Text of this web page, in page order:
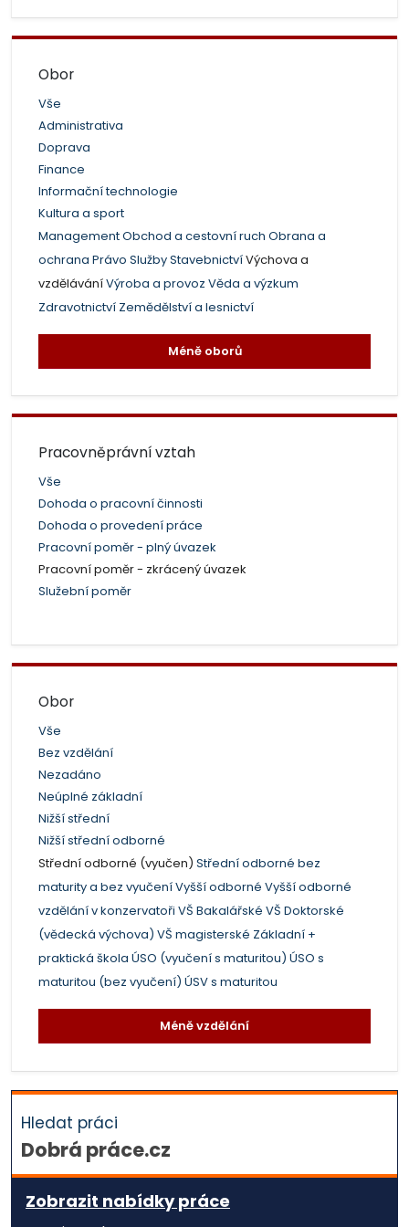
Obor
Vše
Administrativa
Doprava
Finance
Informační technologie
Kultura a sport
ManagementObchod a cestovní ruch Obrana a
ochrana Právo SlužbyStavebnictvíVýchova a
vzděláváníVýroba a provoz Věda a výzkum
Zdravotnictví Zemědělství a lesnictví
Méně oborů
Pracovněprávní vztah
Vše
Dohoda o pracovní činnosti
Dohoda o provedení práce
Pracovní poměr - plný úvazek
Pracovní poměr - zkrácený úvazek
Služební poměr
Obor
Vše
Bez vzdělání
Nezadáno
Neúplné základní
Nižší střední
Nižší střední odborné
Střední odborné (vyučen) Střední odborné bez
maturity a bez vyučeníVyšší odborné Vyšší odborné
vzdělání v konzervatoři VŠ Bakalářské VŠ Doktorské
(vědecká výchova) VŠ magisterské Základní +
praktická škola ÚSO (vyučení s maturitou) ÚSO s
maturitou (bez vyučení) ÚSV s maturitou
Méně vzdělání
Hledat práci
Dobrá práce.cz
Zobrazit nabídky práce